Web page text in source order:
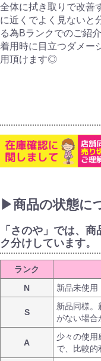
全体に拭き取りで改善
に近くでよく見ないと
る為Bランクでのご紹
着用時に目立つダメー
用頂けます◎
▶商品の状態に
「さのや」では、
ク分けしています。
ランク
N
新品未使用
S
新品同様。
がない場合
A
少々の使用
で、比較的